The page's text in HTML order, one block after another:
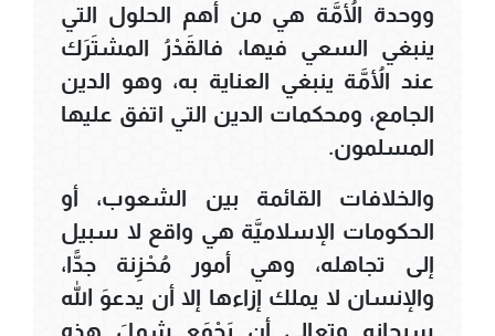
ووحدة الأُمَّة هي من أهم الحلول التي
ينبغي السعي فيها، فالقَدْرُ المشتَرَك
عند الأُمَّة ينبغي العناية به، وهو الدين
الجامع، ومحكمات الدين التي اتفق عليها
المسلمون.
والخلافات القائمة بين الشعوب، أو
الحكومات الإسلاميَّة هي واقع لا سبيل
إلى تجاهله، وهي أمور مُحْزِنة جدًّا،
والإنسان لا يملك إزاءها إلا أن يدعوَ الله
سبحانه وتعالى أن يَجْمَع شملَ هذه